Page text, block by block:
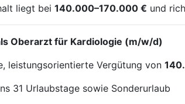
liegt bei 140.000–170.000 € und
Oberarzt für Kardiologie (m/w/d)
leistungsorientierte Vergütung von
31 Urlaubstage sowie Sonderurlaub